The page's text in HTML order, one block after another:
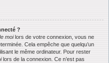
?
moilors de votre connexion, vous ne
Cela empêche que quelqu’un
le même ordinateur. Pour rester
lors de la connexion. Ce n’est pas